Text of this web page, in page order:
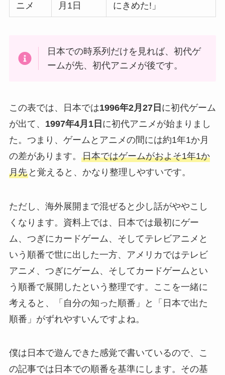
ニメ
月1日
にきめた!」
日本での時系列だけを見れば、初代ゲ
ームが先、初代アニメが後です。
この表では、日本では1996年2月27日 に初代ゲーム
が出て、 1997年4月1日 に初代アニメが始まりまし
た。つまり、ゲームとアニメの間には約1年1か月
の差があります。 日本ではゲームがおよそ1年1か
月先と覚えると、かなり整理しやすいです。
ただし、海外展開まで混ぜると少し話がややこし
くなります。資料上では、日本では最初にゲー
ム、つぎにカードゲーム、そしてテレビアニメと
いう順番で世に出した一方、アメリカではテレビ
アニメ、つぎにゲーム、そしてカードゲームとい
う順番で展開したという整理です。ここを一緒に
考えると、「自分の知った順番」と「日本で出た
順番」がずれやすいんですよね。
僕は日本で遊んできた感覚で書いているので、こ
の記事では日本での順番を基準にします。その基